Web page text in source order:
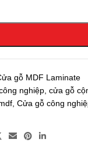
gỗ MDF Laminate
nghiệp cửa gỗ
Cửa gỗ công